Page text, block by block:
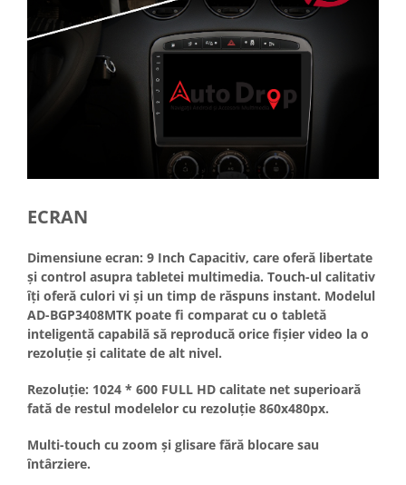
ECRAN
Dimensiune ecran: 9 Inch Capacitiv, care oferă libertate
și control asupra tabletei multimedia. Touch-ul calitativ
îți oferă culori vi și un timp de răspuns instant. Modelul
AD-BGP3408MTK poate fi comparat cu o tabletă
inteligentă capabilă să reproducă orice fișier video la o
rezoluție și calitate de alt nivel.
Rezoluție: 1024 * 600 FULL HD calitate net superioară
fată de restul modelelor cu rezoluție 860x480px.
Multi-touch cu zoom și glisare fără blocare sau
întârziere.